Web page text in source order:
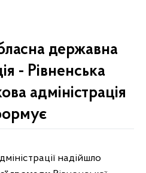
державна
- Рівненська
адміністрація
надійшло